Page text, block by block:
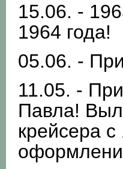
15.06. -
1964 года!
05.06. -
11.05. -
Павла!
крейсера